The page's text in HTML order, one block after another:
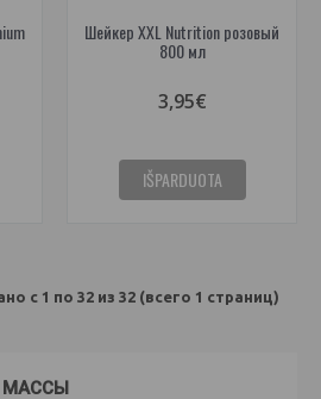
Шейкер XXL Nutrition розовый
800 мл
3,95€
IŠPARDUOTA
с 1 по 32 из 32 (всего 1 страниц)